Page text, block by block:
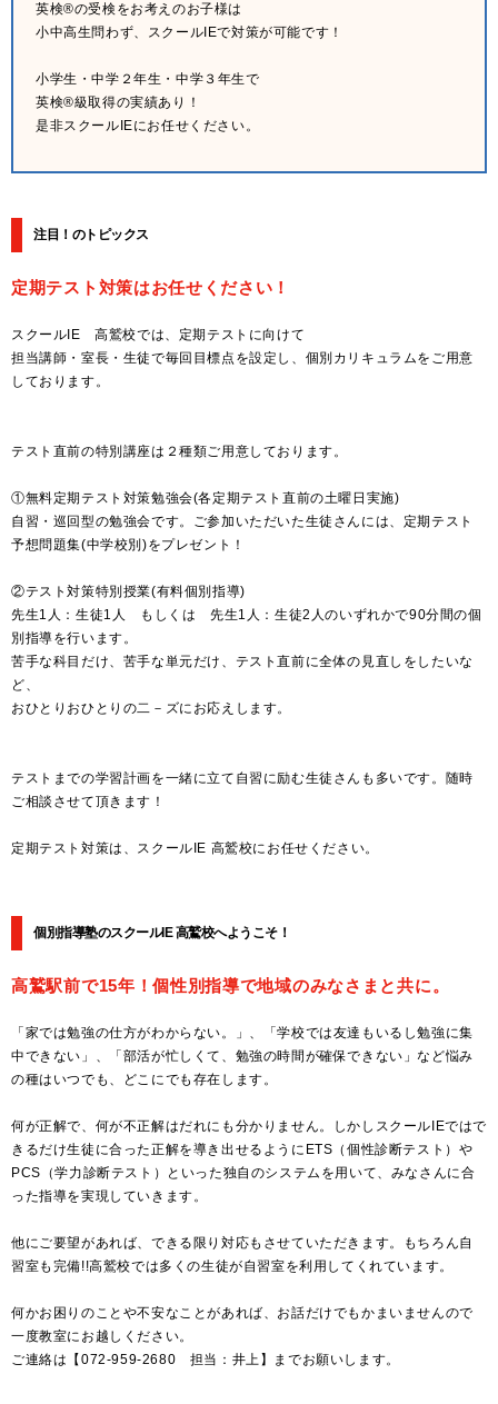
英検®の受検をお考えのお子様は
小中高生問わず、スクールIEで対策が可能です！
小学生・中学２年生・中学３年生で
英検®級取得の実績あり！
是非スクールIEにお任せください。
注目！のトピックス
定期テスト対策はお任せください！
スクールIE 高鷲校では、定期テストに向けて
担当講師・室長・生徒で毎回目標点を設定し、個別カリキュラムをご用意
しております。
テスト直前の特別講座は２種類ご用意しております。
①無料定期テスト対策勉強会(各定期テスト直前の土曜日実施)
自習・巡回型の勉強会です。ご参加いただいた生徒さんには、定期テスト
予想問題集(中学校別)をプレゼント！
②テスト対策特別授業(有料個別指導)
先生1人：生徒1人 もしくは 先生1人：生徒2人のいずれかで90分間の個
別指導を行います。
苦手な科目だけ、苦手な単元だけ、テスト直前に全体の見直しをしたいな
ど、
おひとりおひとりの二－ズにお応えします。
テストまでの学習計画を一緒に立て自習に励む生徒さんも多いです。随時
ご相談させて頂きます！
定期テスト対策は、スクールIE 高鷲校にお任せください。
個別指導塾のスクールIE 高鷲校へようこそ！
高鷲駅前で15年！個性別指導で地域のみなさまと共に。
「家では勉強の仕方がわからない。」、「学校では友達もいるし勉強に集
中できない」、「部活が忙しくて、勉強の時間が確保できない」など悩み
の種はいつでも、どこにでも存在します。
何が正解で、何が不正解はだれにも分かりません。しかしスクールIEではで
きるだけ生徒に合った正解を導き出せるようにETS（個性診断テスト）や
PCS（学力診断テスト）といった独自のシステムを用いて、みなさんに合
った指導を実現していきます。
他にご要望があれば、できる限り対応もさせていただきます。もちろん自
習室も完備!!高鷲校では多くの生徒が自習室を利用してくれています。
何かお困りのことや不安なことがあれば、お話だけでもかまいませんので
一度教室にお越しください。
ご連絡は【072-959-2680 担当：井上】までお願いします。